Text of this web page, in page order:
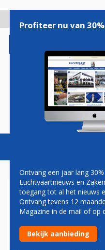
gaan
Magazine
OMAN AIR
EERST IN
Profiteer nu van
Ontvang een jaar lang
Luchtvaartnieuws en
toegang tot al het nieuws
Ontvang tevens 12
Magazine in de mail of op
Bekijk aanbieding